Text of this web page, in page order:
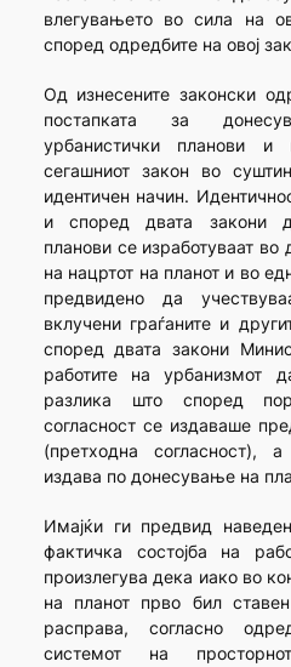
влегувањето во сила на
според одредбите на овој
Од изнесените законски
постапката за
урбанистички планови
сегашниот закон во
идентичен начин.
и според двата закони
планови се изработуваат
на нацртот на планот и во
предвидено да
вклучени граѓаните и
според двата закони
работите на урбанизмот
разлика што според
согласност се издаваше
(претходна согласност),
издава по донесување на
Имајќи ги предвид
фактичка состојба на
произлегува дека иако во
на планот прво бил
расправа, согласно
системот на